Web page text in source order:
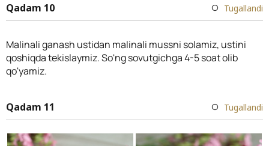
Qadam 10 Tugallandi
Malinali ganash ustidan malinali mussni solamiz, ustini
qoshiqda tekislaymiz. So'ng sovutgichga 4-5 soat olib
qo'yamiz.
Qadam 11 Tugallandi